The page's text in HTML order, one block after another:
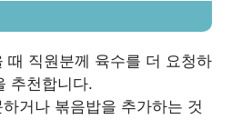
직원분께 육수를 더 요청하
추천합니다.
거나 볶음밥을 추가하는 것